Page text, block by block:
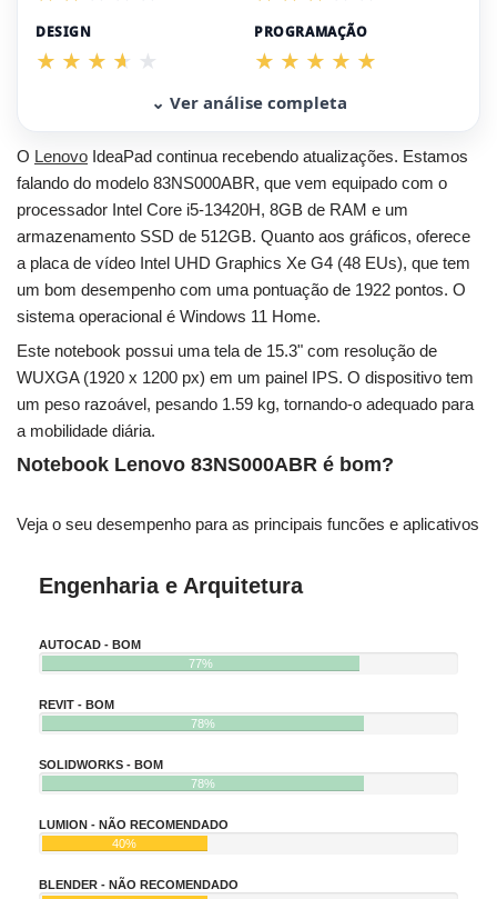
DESIGN PROGRAMAÇÃO
⌄ Ver análise completa
O Lenovo IdeaPad continua recebendo atualizações. Estamos
falando do modelo 83NS000ABR, que vem equipado com o
processador Intel Core i5-13420H, 8GB de RAM e um
armazenamento SSD de 512GB. Quanto aos gráficos, oferece
a placa de vídeo Intel UHD Graphics Xe G4 (48 EUs), que tem
um bom desempenho com uma pontuação de 1922 pontos. O
sistema operacional é Windows 11 Home.
Este notebook possui uma tela de 15.3" com resolução de
WUXGA (1920 x 1200 px) em um painel IPS. O dispositivo tem
um peso razoável, pesando 1.59 kg, tornando-o adequado para
a mobilidade diária.
Notebook Lenovo 83NS000ABR é bom?
Veja o seu desempenho para as principais funcões e aplicativos
Engenharia e Arquitetura
AUTOCAD - BOM
77%
REVIT - BOM
78%
SOLIDWORKS - BOM
78%
LUMION - NÃO RECOMENDADO
40%
BLENDER - NÃO RECOMENDADO